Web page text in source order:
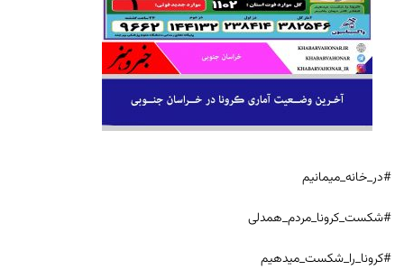
#در_خانه_میمانیم
#شکست_کرونا_مردم_همدلی
#کرونا_را_شکست_میدهیم